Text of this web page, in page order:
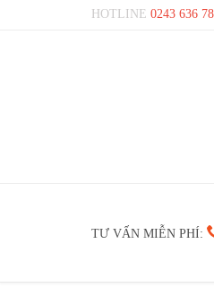
HOTLINE 0243 636
TƯ VẤN MIỄN PHÍ: